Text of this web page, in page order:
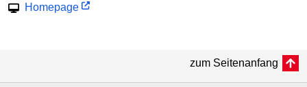
Homepage
zum Seitenanfang